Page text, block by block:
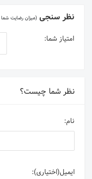
نظر سنجی (میزان رضایت
امتیاز شما:
نظر شما چیست؟
نام:
ایمیل(اختیاری):